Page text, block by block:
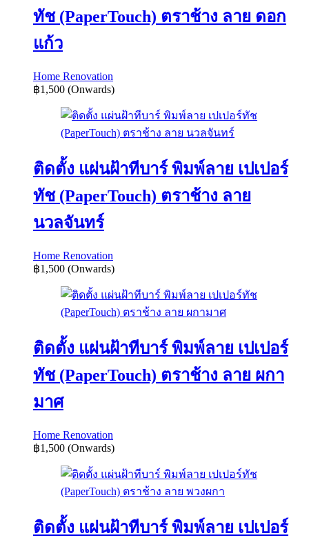
ทัช (PaperTouch) ตราช้าง ลาย ดอก
แก้ว
Home Renovation
฿1,500 (Onwards)
ติดตั้ง แผ่นฝ้าทีบาร์ พิมพ์ลาย เปเปอร์
ทัช (PaperTouch) ตราช้าง ลาย
นวลจันทร์
Home Renovation
฿1,500 (Onwards)
ติดตั้ง แผ่นฝ้าทีบาร์ พิมพ์ลาย เปเปอร์
ทัช (PaperTouch) ตราช้าง ลาย ผกา
มาศ
Home Renovation
฿1,500 (Onwards)
ติดตั้ง แผ่นฝ้าทีบาร์ พิมพ์ลาย เปเปอร์